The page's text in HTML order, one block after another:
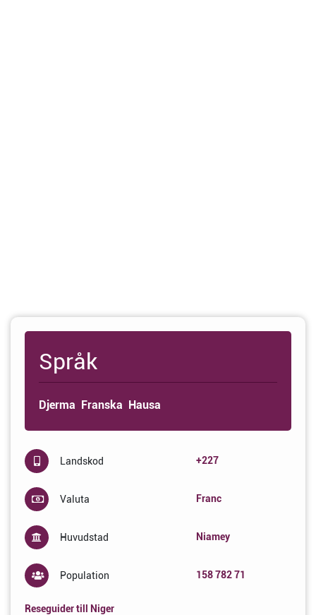
Språk
Djerma Franska Hausa
Landskod +227
Valuta Franc
Huvudstad Niamey
Population 158 782 71
Reseguider till Niger